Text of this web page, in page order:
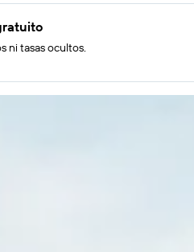
ni tasas ocultos.